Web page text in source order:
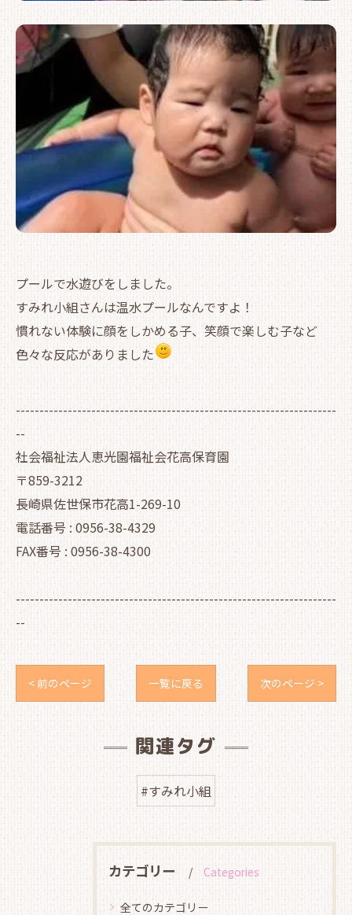
プールで水遊びをしました。
すみれ小組さんは温水プールなんですよ！
慣れない体験に顔をしかめる子、笑顔で楽しむ子など
色々な反応がありました
--------------------------------------------------------------------
--
社会福祉法人恵光園福祉会花高保育園
〒859-3212
長崎県佐世保市花高1-269-10
電話番号 : 0956-38-4329
FAX番号 : 0956-38-4300
--------------------------------------------------------------------
--
< 前のページ 一覧に戻る 次のページ >
関連タグ
#すみれ小組
カテゴリー Categories
全てのカテゴリー